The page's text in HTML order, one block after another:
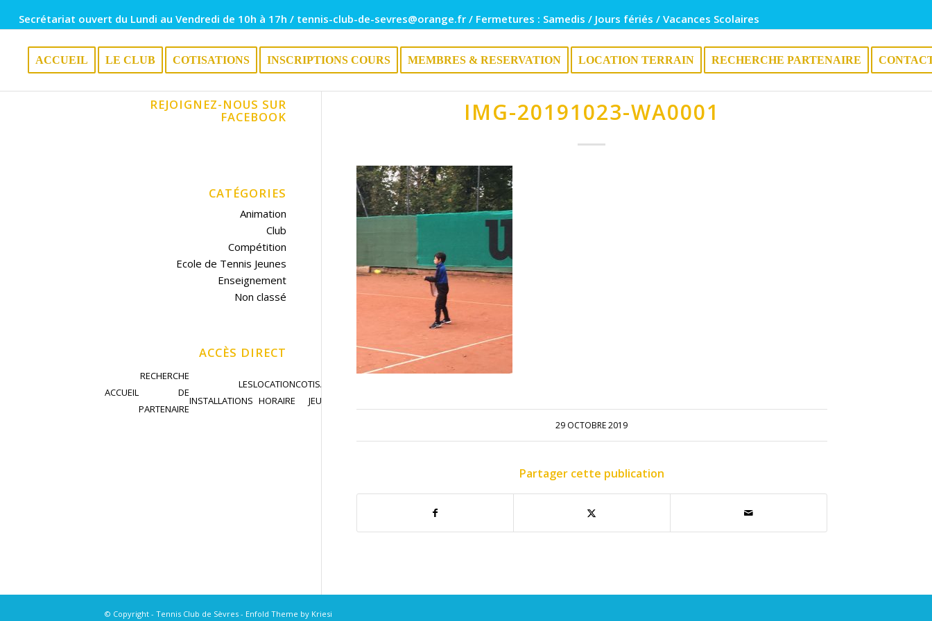
Secrétariat ouvert du Lundi au Vendredi de 10h à 17h / tennis-club-de-sevres@orange.fr / Fermetures : Samedis / Jours fériés / Vacances Scolaires
ACCUEIL LE CLUB COTISATIONS INSCRIPTIONS COURS MEMBRES & RESERVATION LOCATION TERRAIN RECHERCHE PARTENAIRE
IMG-20191023-WA0001
29 OCTOBRE 2019
Partager cette publication
REJOIGNEZ-NOUS SUR
FACEBOOK
CATÉGORIES
Animation
Club
Compétition
Ecole de Tennis Jeunes
Enseignement
Non classé
ACCÈS DIRECT
ACCUEIL
RECHERCHE
DE
PARTENAIRE
LES
INSTALLATIONS
LOCATION
HORAIRE
COTISATION
JEU LIBRE
© Copyright - Tennis Club de Sèvres - Enfold Theme by Kriesi